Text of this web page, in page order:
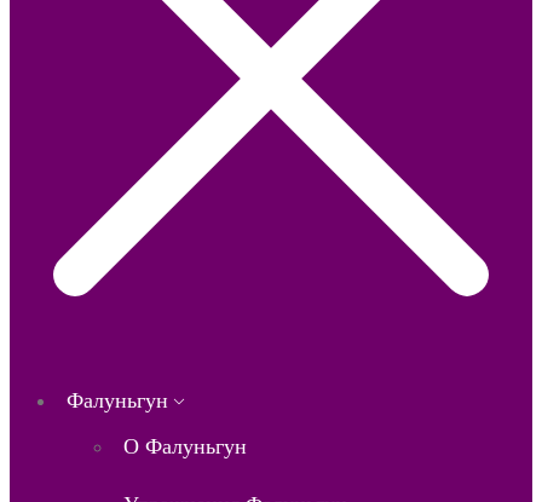
Фалуньгун
О Фалуньгун